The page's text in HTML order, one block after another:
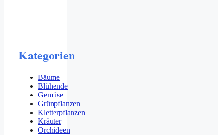
Kategorien
Bäume
Blühende
Gemüse
Grünpflanzen
Kletterpflanzen
Kräuter
Orchideen